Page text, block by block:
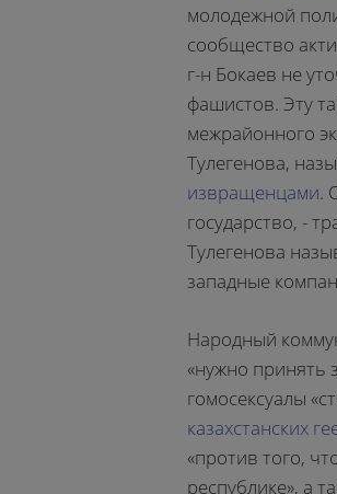
молодежной
сообщество
г-н Бокаев не
фашистов. Эту
межрайонного
Тулегенова,
извращенцами.
государство, -
Тулегенова
западные
Народный
«нужно принять
гомосексуалы
казахстанских
«против того,
республике», а